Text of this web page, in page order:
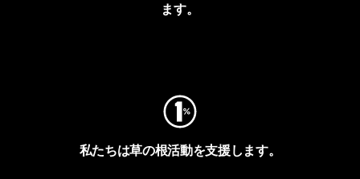
ます。
私たちは草の根活動を支援します。